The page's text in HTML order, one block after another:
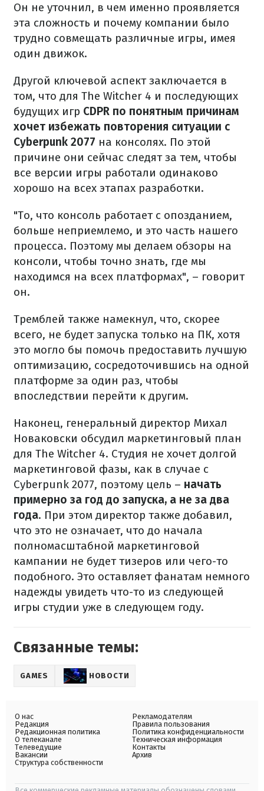
Он не уточнил, в чем именно проявляется
эта сложность и почему компании было
трудно совмещать различные игры, имея
один движок.
Другой ключевой аспект заключается в
том, что для The Witcher 4 и последующих
будущих игр CDPR по понятным причинам
хочет избежать повторения ситуации с
Cyberpunk 2077 на консолях. По этой
причине они сейчас следят за тем, чтобы
все версии игры работали одинаково
хорошо на всех этапах разработки.
"То, что консоль работает с опозданием,
больше неприемлемо, и это часть нашего
процесса. Поэтому мы делаем обзоры на
консоли, чтобы точно знать, где мы
находимся на всех платформах", – говорит
он.
Тремблей также намекнул, что, скорее
всего, не будет запуска только на ПК, хотя
это могло бы помочь предоставить лучшую
оптимизацию, сосредоточившись на одной
платформе за один раз, чтобы
впоследствии перейти к другим.
Наконец, генеральный директор Михал
Новаковски обсудил маркетинговый план
для The Witcher 4. Студия не хочет долгой
маркетинговой фазы, как в случае с
Cyberpunk 2077, поэтому цель – начать
примерно за год до запуска, а не за два
года. При этом директор также добавил,
что это не означает, что до начала
полномасштабной маркетинговой
кампании не будет тизеров или чего-то
подобного. Это оставляет фанатам немного
надежды увидеть что-то из следующей
игры студии уже в следующем году.
Связанные темы:
GAMES НОВОСТИ
О нас
Редакция
Редакционная политика
О телеканале
Телеведущие
Вакансии
Структура собственности
Рекламодателям
Правила пользования
Политика конфиденциальности
Техническая информация
Контакты
Архив